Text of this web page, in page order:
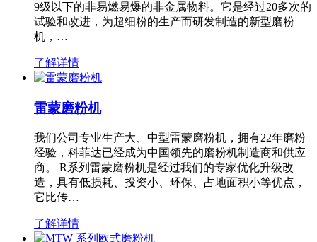
9级以下的非易燃易爆的非金属物料。它是经过20多次的
试验和改进，为超细粉的生产而研发制造的新型磨粉
机，…
了解详情
雷蒙磨粉机
我们公司专业生产大、中型雷蒙磨粉机，拥有22年磨粉
经验，科菲达已经成为中国领先的磨粉机制造商和供应
商。 R系列雷蒙磨粉机是经过我们的专家优化升级改
造，具有低损耗、投资小、环保、占地面积小等优点，
它比传…
了解详情